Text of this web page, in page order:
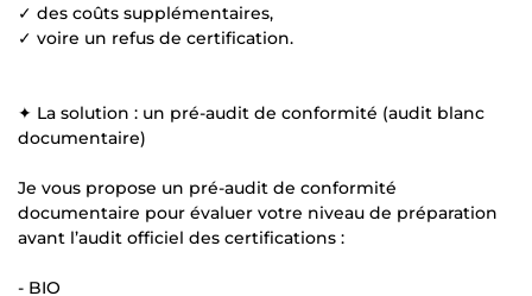
✓ des coûts supplémentaires,
✓ voire un refus de certification.
✦ La solution : un pré-audit de conformité (audit blanc
documentaire)
Je vous propose un pré-audit de conformité
documentaire pour évaluer votre niveau de préparation
avant l’audit officiel des certifications :
- BIO